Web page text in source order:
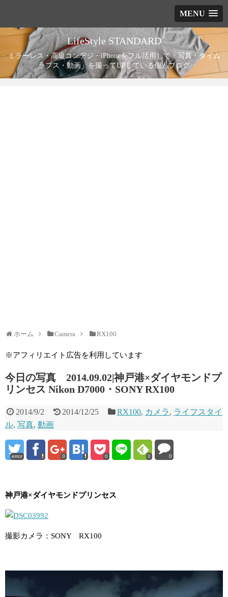
MENU
LifeStyle STANDARD
ミラーレス・高級コンデジ・iPhoneをフル活用して「写真・タイム
ラプス・動画」を撮ってUPしている個人ブログ
ホーム Camera RX100
※アフィリエイト広告を利用しています
今日の写真 2014.09.02|神戸港×ダイヤモンドプ
リンセス Nikon D7000・SONY RX100
2014/9/2 2014/12/25 RX100, カメラ, ライフスタイ
ル, 写真, 動画
error 0 0 0 0
神戸港×ダイヤモンドプリンセス
撮影カメラ：SONY RX100